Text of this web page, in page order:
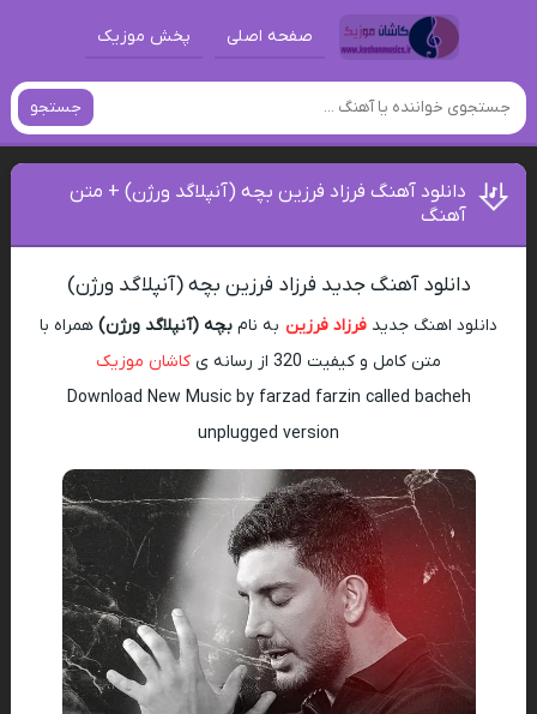
صفحه اصلی پخش موزیک
جستجو
دانلود آهنگ فرزاد فرزین بچه (آنپلاگد ورژن) + متن
آهنگ
دانلود آهنگ جدید فرزاد فرزین بچه (آنپلاگد ورژن)
دانلود اهنگ جدید فرزاد فرزین به نام بچه (آنپلاگد ورژن) همراه با
متن کامل و کیفیت 320 از رسانه ی
کاشان موزیک
Download New Music by farzad farzin called bacheh
unplugged version